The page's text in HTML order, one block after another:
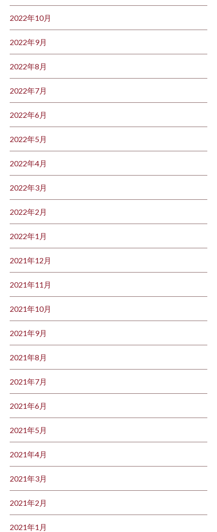
2022年10月
2022年9月
2022年8月
2022年7月
2022年6月
2022年5月
2022年4月
2022年3月
2022年2月
2022年1月
2021年12月
2021年11月
2021年10月
2021年9月
2021年8月
2021年7月
2021年6月
2021年5月
2021年4月
2021年3月
2021年2月
2021年1月